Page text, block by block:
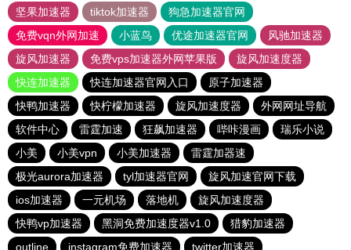
坚果加速器
tiktok加速器
狗急加速器官网
免费vqn外网加速
小蓝鸟 优途加速器官网
风驰加速器
旋风加速器
免费vps加速器外网苹果版
旋风加速度器
快连加速器
快连加速器官网入口
原子加速器
快鸭加速器
快柠檬加速器 旋风加速度器
外网网址导航
软件中心
雷霆加速 狂飙加速器 哔咔漫画
瑞乐小说
小美
小美vpn 小美加速器
雷霆加器速
极光aurora加速器
tyl加速器官网
旋风加速官网下载
ios加速器
一元机场 落地机
旋风加速度器
快鸭vp加速器
黑洞免费加速度器v1.0
猎豹加速器
outline
instagram免费加速器 twitter加速器